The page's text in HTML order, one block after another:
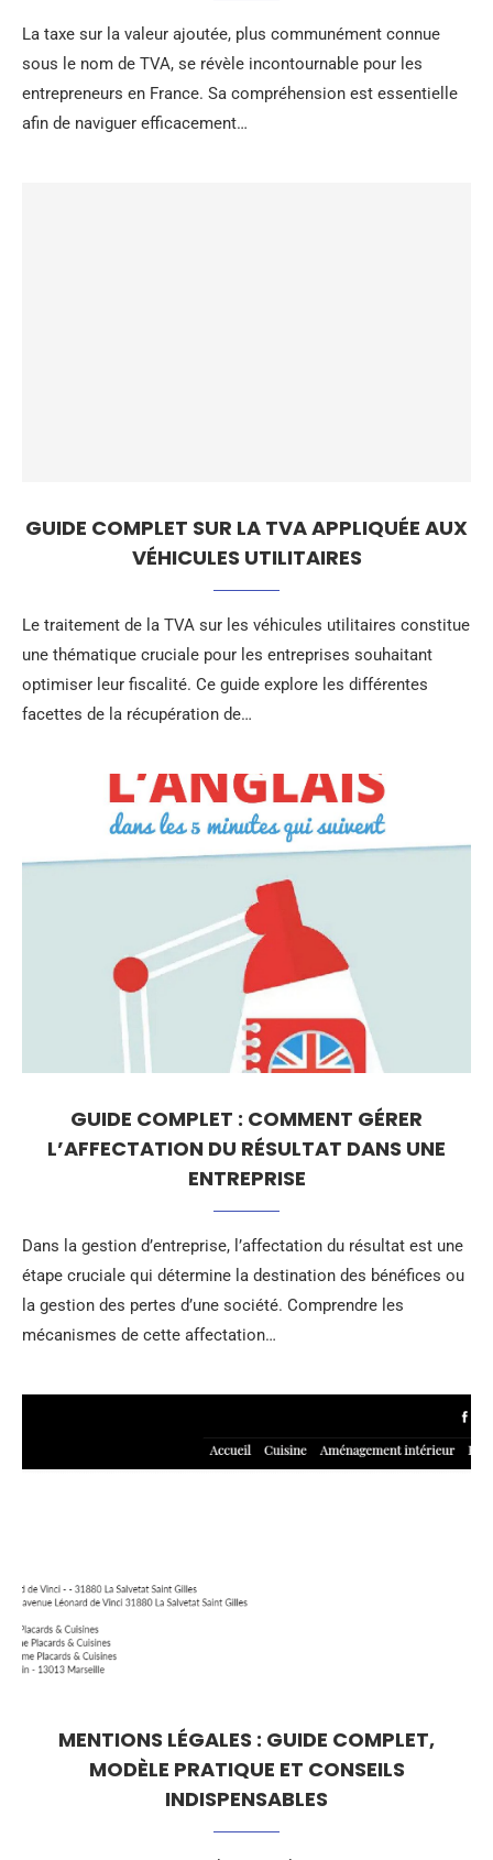
La taxe sur la valeur ajoutée, plus communément connue
sous le nom de TVA, se révèle incontournable pour les
entrepreneurs en France. Sa compréhension est essentielle
afin de naviguer efficacement…
GUIDE COMPLET SUR LA TVA APPLIQUÉE AUX
VÉHICULES UTILITAIRES
Le traitement de la TVA sur les véhicules utilitaires constitue
une thématique cruciale pour les entreprises souhaitant
optimiser leur fiscalité. Ce guide explore les différentes
facettes de la récupération de…
GUIDE COMPLET : COMMENT GÉRER
L’AFFECTATION DU RÉSULTAT DANS UNE
ENTREPRISE
Dans la gestion d’entreprise, l’affectation du résultat est une
étape cruciale qui détermine la destination des bénéfices ou
la gestion des pertes d’une société. Comprendre les
mécanismes de cette affectation…
MENTIONS LÉGALES : GUIDE COMPLET,
MODÈLE PRATIQUE ET CONSEILS
INDISPENSABLES